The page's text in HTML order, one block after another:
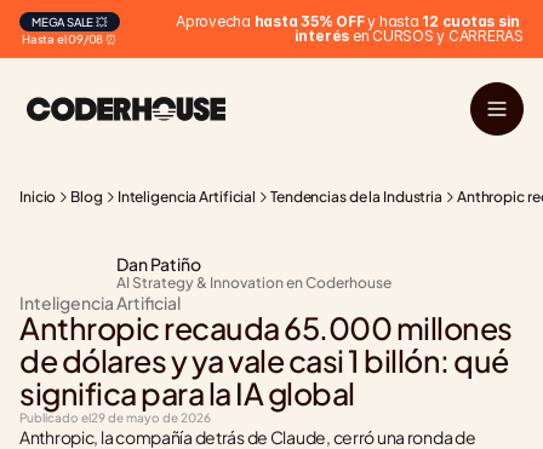
Hasta el 09/08 ⏰
MEGA SALE 💥 Aprovecha hasta 35% OFF y hasta 12 cuotas sin
interés en CURSOS y CARRERAS
Inicio Blog Inteligencia Artificial Tendencias de la Industria Anthropic
Dan Patiño
AI Strategy & Innovation en Coderhouse
Inteligencia Artificial
Anthropic recauda 65.000 millones
de dólares y ya vale casi 1 billón: qué
significa para la IA global
Publicado el29 de mayo de 2026
Anthropic, la compañía detrás de Claude, cerró una ronda de